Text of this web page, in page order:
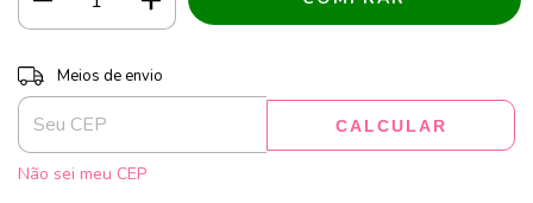
Entregas para o CEP:
Meios de envio
CALCULAR
Não sei meu CEP